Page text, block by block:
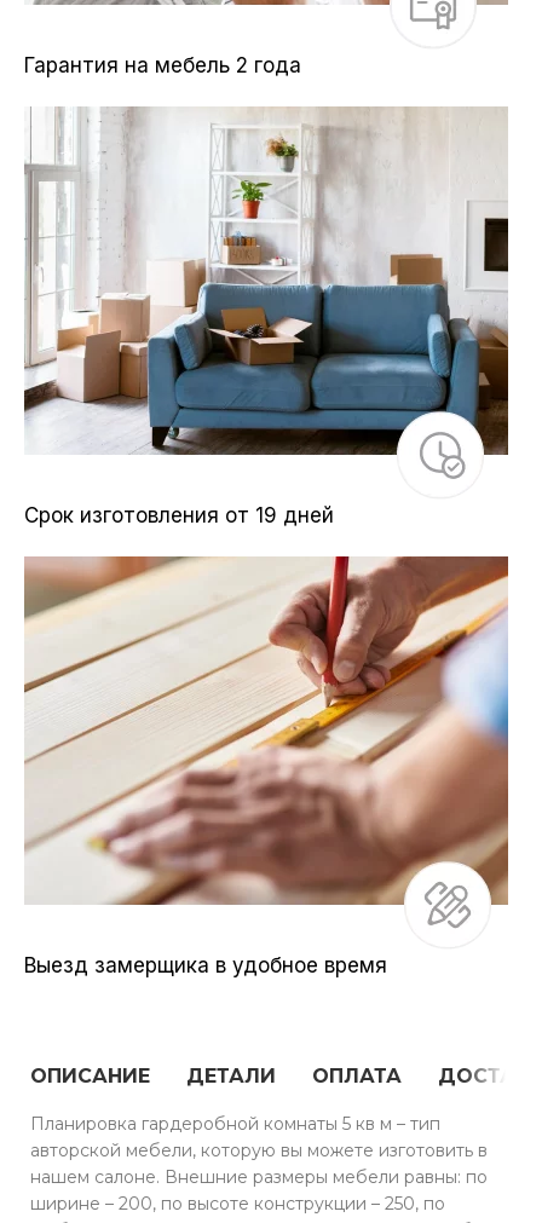
Гарантия на мебель 2 года
Срок изготовления от 19 дней
Выезд замерщика в удобное время
ОПИСАНИЕ ДЕТАЛИ ОПЛАТА
Планировка гардеробной комнаты 5 кв м – тип
авторской мебели, которую вы можете изготовить в
нашем салоне. Внешние размеры мебели равны: по
ширине – 200, по высоте конструкции – 250, по